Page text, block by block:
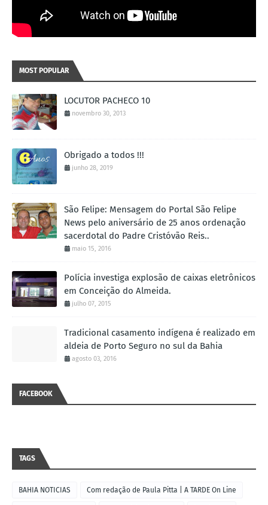
MOST POPULAR
LOCUTOR PACHECO 10
novembro 30, 2013
Obrigado a todos !!!
junho 28, 2019
São Felipe: Mensagem do Portal São Felipe
News pelo aniversário de 25 anos ordenação
sacerdotal do Padre Cristóvão Reis..
maio 15, 2016
Polícia investiga explosão de caixas eletrônicos
em Conceição do Almeida.
julho 07, 2015
Tradicional casamento indígena é realizado em
aldeia de Porto Seguro no sul da Bahia
agosto 03, 2016
FACEBOOK
TAGS
BAHIA NOTICIAS Com redação de Paula Pitta | A TARDE On Line